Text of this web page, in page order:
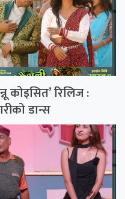
कोइसित’ रिलिज :
डान्स